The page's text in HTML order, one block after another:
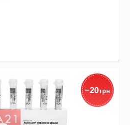
−20грн